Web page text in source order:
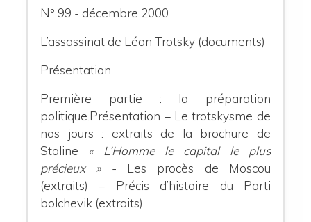
N° 99 - décembre 2000
L’assassinat de Léon Trotsky (documents)
Présentation.
Première partie : la préparation
politique.Présentation – Le trotskysme de
nos jours : extraits de la brochure de
Staline « L’Homme le capital le plus
précieux » - Les procès de Moscou
(extraits) – Précis d’histoire du Parti
bolchevik (extraits)